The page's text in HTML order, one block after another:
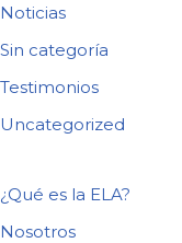
Noticias
Sin categoría
Testimonios
Uncategorized
¿Qué es la ELA?
Nosotros